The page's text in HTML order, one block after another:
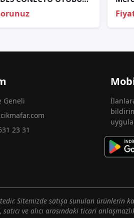
Geneli
23 31
Sitemizde satışa sunulan ürünlerin
ve alıcı arasındaki ticari